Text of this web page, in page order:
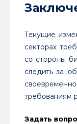
Текущие
секторах
со стороны
следить за
требованиям
Задать